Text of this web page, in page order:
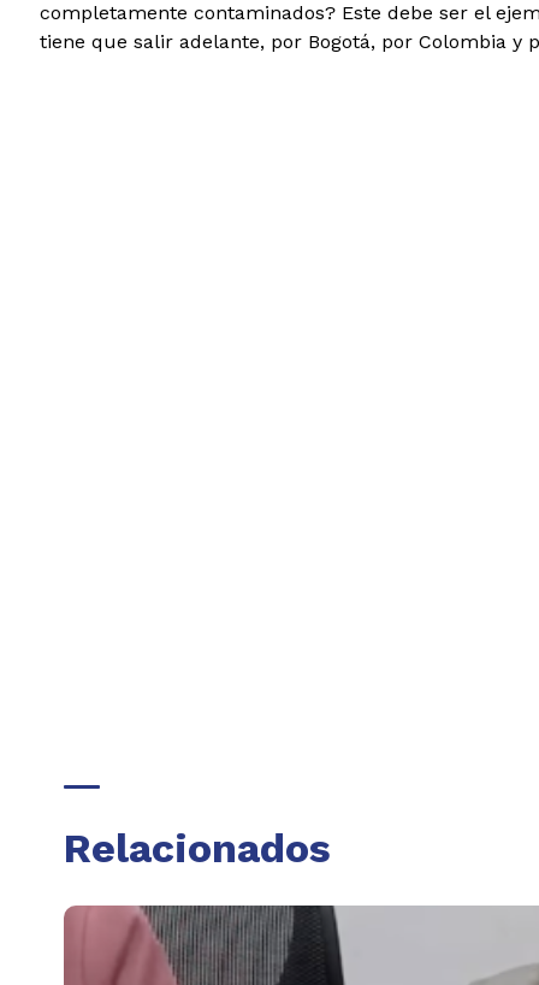
completamente contaminados? Este debe ser el
tiene que salir adelante, por Bogotá, por Colombia y
Relacionados